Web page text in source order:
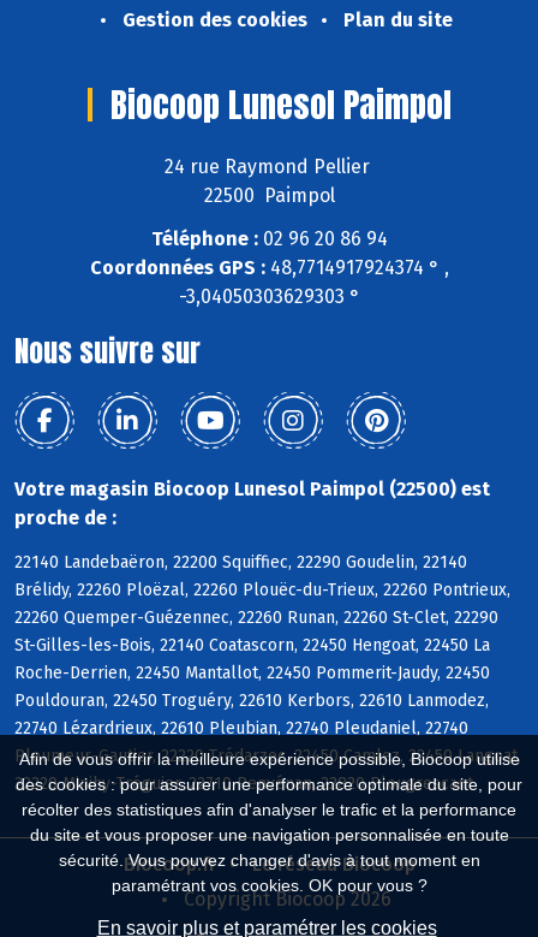
Afin de vous offrir la meilleure expérience possible, Biocoop utilise
des cookies : pour assurer une performance optimale du site, pour
récolter des statistiques afin d'analyser le trafic et la performance
du site et vous proposer une navigation personnalisée en toute
sécurité. Vous pouvez changer d'avis à tout moment en
paramétrant vos cookies. OK pour vous ?
En savoir plus et paramétrer les cookies
Gestion des cookies
Plan du site
Biocoop Lunesol Paimpol
24 rue Raymond Pellier
22500 Paimpol
Téléphone :02 96 20 86 94
Coordonnées GPS :48,7714917924374 ° ,
-3,04050303629303 °
Nous suivre sur
Votre magasin Biocoop Lunesol Paimpol (22500) est
proche de :
22140 Landebaëron, 22200 Squiffiec, 22290 Goudelin, 22140
Brélidy, 22260 Ploëzal, 22260 Plouëc-du-Trieux, 22260 Pontrieux,
22260 Quemper-Guézennec, 22260 Runan, 22260 St-Clet, 22290
St-Gilles-les-Bois, 22140 Coatascorn, 22450 Hengoat, 22450 La
Roche-Derrien, 22450 Mantallot, 22450 Pommerit-Jaudy, 22450
Pouldouran, 22450 Troguéry, 22610 Kerbors, 22610 Lanmodez,
22740 Lézardrieux, 22610 Pleubian, 22740 Pleudaniel, 22740
Pleumeur-Gautier, 22220 Trédarzec, 22450 Camlez, 22450 Langoat,
22220 Minihy-Tréguier, 22710 Penvénan, 22820 Plougrescant
Biocoop.fr
Le réseau Biocoop
Copyright Biocoop 2026